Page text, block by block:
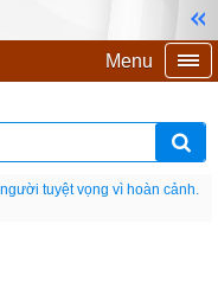
Menu
đường cũng chỉ là anh đưa